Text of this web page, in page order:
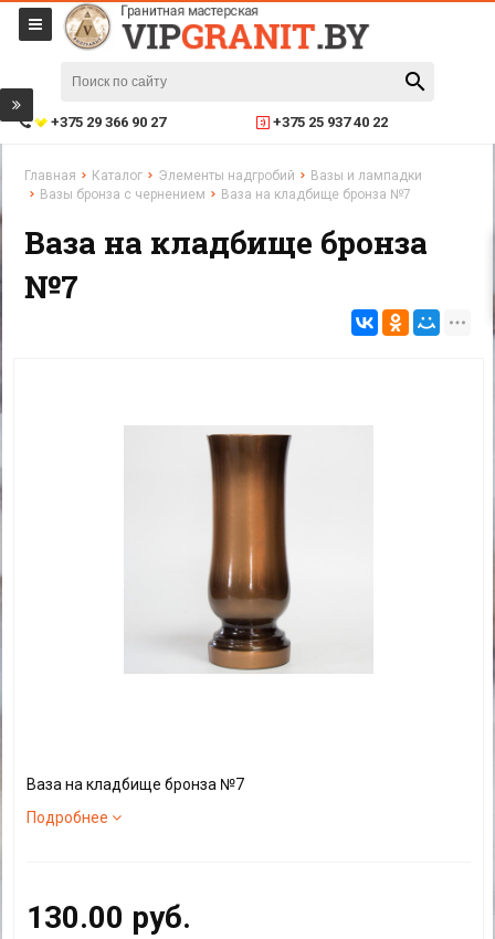
+375 29 366 90 27 +375 25 937 40 22
Главная Каталог Элементы надгробий
Вазы и лампадки
Вазы бронза с чернением
Ваза на кладбище бронза №7
Ваза на кладбище бронза
№7
Ваза на кладбище бронза №7
Подробнее
130.00 руб.